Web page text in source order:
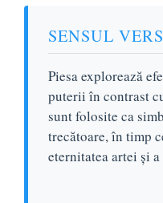
SENSUL
Piesa explorează
puterii în contrast
sunt folosite ca
trecătoare, în timp
eternitatea artei și